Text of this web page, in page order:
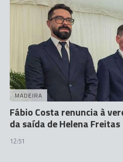
MADEIRA
Fábio Costa renuncia à
da saída de Helena Freitas
12:51